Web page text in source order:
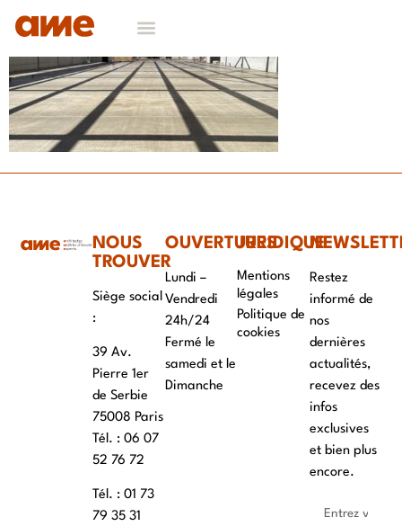
NOUS
TROUVER
Siège social
:
39 Av.
Pierre 1er
de Serbie
75008 Paris
Tél. : ‭06 07
52 76 72
Tél. : 01 73
79 35 31
OUVERTURES
Lundi –
Vendredi
24h/24
Fermé le
samedi et le
Dimanche
JURIDIQUE
Mentions
légales
Politique de
cookies
Restez
informé de
nos
dernières
actualités,
recevez des
infos
exclusives
et bien plus
encore.